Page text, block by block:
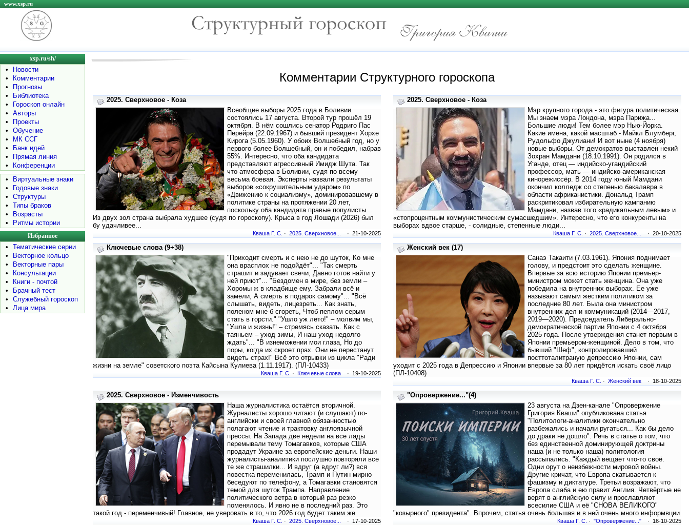
www.xsp.ru
xsp.ru/sh/
•
Новости
•
Комментарии
•
Прогнозы
•
Библиотека
•
Гороскоп онлайн
•
Авторы
•
Проекты
•
Обучение
•
МК ССГ
•
Банк идей
•
Прямая линия
•
Конференции
•
Виртуальные знаки
•
Годовые знаки
•
Структуры
•
Типы браков
•
Возрасты
•
Ритмы истории
Избранное
•
Тематические серии
•
Векторное кольцо
•
Векторные пары
•
Консультации
•
Книги - почтой
•
Брачный тест
•
Служебный гороскоп
•
Лица мира
Комментарии Структурного гороскопа
2025. Сверхновое - Коза
Всеобщие выборы 2025 года в Боливии
состоялись 17 августа. Второй тур прошёл 19
октября. В нём сошлись сенатор Родриго Пас
Перейра (22.09.1967) и бывший президент Хорхе
Кирога (5.05.1960). У обоих Волшебный год, но у
первого более Волшебный, он и победил, набрав
55%. Интересно, что оба кандидата
представляют агрессивный Имидж Шута. Так
что атмосфера в Боливии, судя по всему
весьма боевая. Эксперты назвали результаты
выборов «сокрушительным ударом» по
«Движению к социализму», доминировавшему в
политике страны на протяжении 20 лет,
поскольку оба кандидата правые популисты...
Из двух зол страна выбрала худшее (судя по гороскопу). Крыса в год Лошади (2026) был
бу удачливее...
Кваша Г. С. · 2025. Сверхновое... · 21-10-2025
2025. Сверхновое - Коза
Мэр крупного города - это фигура политическая.
Мы знаем мэра Лондона, мэра Парижа...
Большие люди! Тем более мэр Нью-Йорка.
Какие имена, какой масштаб - Майкл Блумберг,
Рудольфо Джулиани! И вот ныне (4 ноября)
новые выборы. От демократов выставлен некий
Зохран Мамдани (18.10.1991). Он родился в
Уганде, отец — индийско-угандийский
профессор, мать — индийско-американская
кинорежиссёр. В 2014 году юный Мамдани
окончил колледж со степенью бакалавра в
области африканистики. Дональд Трамп
раскритиковал избирательную кампанию
Мамдани, назвав того «радикальным левым» и
«стопроцентным коммунистическим сумасшедшим». Интересно, что его конкуренты на
выборах вдвое старше, - солидные, степенные люди...
Кваша Г. С. · 2025. Сверхновое... · 20-10-2025
Ключевые слова (9+38)
"Приходит смерть и с нею не до шуток, Ко мне
она врасплох не подойдёт"... "Так смерть
страшит и задувает свечи, Давно готов найти у
ней приют"... "Бездомен в мире, без земли –
Хоромы ж в кладбище ему. Забрали всё и
замели, А смерть в подарок самому"... "Всё
слышать, видеть, лицезреть... Как знать,
поленом мне б сгореть, Чтоб пеплом серым
стать в горсти." "Ушло уж лето!" – молвим мы,
"Ушла и жизнь!" – стремясь сказать. Как с
таяньем – уход зимы, И наш уход недолго
ждать"... "В изнеможении мои глаза, Но до
поры, когда их скроет прах. Они не перестанут
видеть страх!" Всё это отрывки из цикла "Ради
жизни на земле" советского поэта Кайсына Кулиева (1.11.1917). (ПЛ-10433)
Кваша Г. С. · Ключевые слова · 19-10-2025
Женский век (17)
Санаэ Такаити (7.03.1961). Япония поднимает
голову, и предстоит это сделать женщине.
Впервые за всю историю Японии премьер-
министром может стать женщина. Она уже
победила на внутренних выборах. Ее уже
называют самым жестким политиком за
последние 80 лет. Была она министром
внутренних дел и коммуникаций (2014—2017,
2019—2020). Председатель Либерально-
демократической партии Японии с 4 октября
2025 года. После утверждения станет первым в
Японии премьером-женщиной. Дело в том, что
бывший "Шеф", контролировавший
посттоталитраную депрессию Японии, сам
уходит с 2025 года в Депрессию и Японии впервые за 80 лет придётся искать своё лицо
(ПЛ-10408)
Кваша Г. С. · Женский век · 18-10-2025
2025. Сверхновое - Изменчивость
Наша журналистика остаётся вторичной.
Журналисты хорошо читают (и слушают) по-
английски и своей главной обязанностью
полагают чтение и трактовку англоязычной
прессы. На Запада две недели на все лады
перемывали тему Томагавков, которые США
продадут Украине за европейские деньги. Наши
журналисты-аналитики послушно повторяли все
те же страшилки... И вдруг (а вдруг ли?) вся
повестка переменилась, Трамп и Путин мирно
беседуют по телефону, а Томагавки становятся
темой для шуток Трампа. Направление
политического ветра в который раз резко
поменялось. И явно не в последний раз. Это
такой год - переменчивый! Главное, не уверовать в то, что 2026 год будет таким же
Кваша Г. С. · 2025. Сверхновое... · 17-10-2025
"Опровержение..."(4)
23 августа на Дзен-канале "Опровержение
Григория Кваши" опубликована статья
"Политологи-аналитики окончательно
разбежались и начали ругаться... Как бы дело
до драки не дошло". Речь в статье о том, что
без единственной доминирующей доктрины
наша (и не только наша) политология
рассыпались. "Каждый вещает что-то своё.
Одни орут о неизбежности мировой войны.
Другие кричат, что Европа скатывается к
фашизму и диктатуре. Третьи возражают, что
Европа слаба и ею правит Англия. Четвёртые не
верят в английскую силу и прославляют
всесилие США и её "СНОВА ВЕЛИКОГО"
"козырного" президента". Впрочем, статья очень большая и в ней очень много информвции
Кваша Г. С. · "Опровержение..." · 16-10-2025